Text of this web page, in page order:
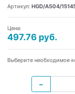
Артикул: HGD/A504/
Цена:
497.76 руб.
Выберите необходимое
−